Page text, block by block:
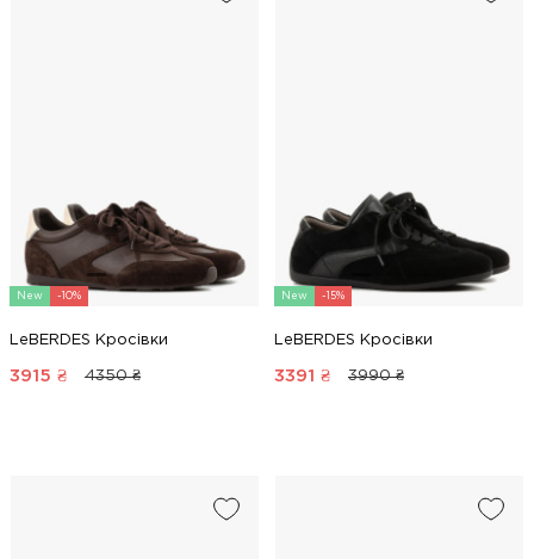
New -10%
LeBERDES Кросівки
3915 ₴ 4350 ₴
New -15%
LeBERDES Кросівки
3391 ₴ 3990 ₴